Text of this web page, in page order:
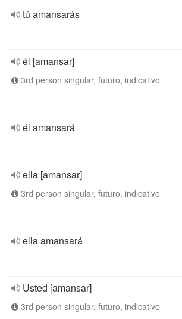
tú amansarás
él [amansar]
3rd person singular, futuro, indicativo
él amansará
ella [amansar]
3rd person singular, futuro, indicativo
ella amansará
Usted [amansar]
3rd person singular, futuro, indicativo